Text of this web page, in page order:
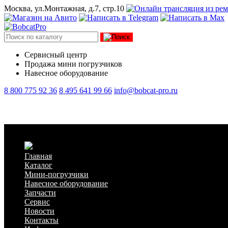
Москва, ул.Монтажная, д.7, стр.10
Сервисный центр
Продажа мини погрузчиков
Навесное оборудование
8 800 775 92 36 8 495 641 99 66 info@bobcat-pro.ru
Главная
Каталог
Мини-погрузчики
Навесное оборудование
Запчасти
Сервис
Новости
Контакты